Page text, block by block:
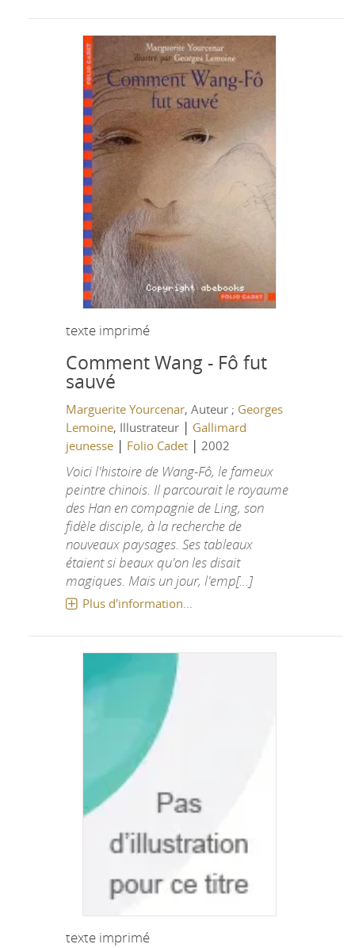
texte imprimé
Comment Wang - Fô fut
sauvé
Marguerite Yourcenar, Auteur ; Georges
Lemoine, Illustrateur | Gallimard
jeunesse| Folio Cadet| 2002
Voici l'histoire de Wang-Fô, le fameux
peintre chinois. Il parcourait le royaume
des Han en compagnie de Ling, son
fidèle disciple, à la recherche de
nouveaux paysages. Ses tableaux
étaient si beaux qu'on les disait
magiques. Mais un jour, l'emp[...]
Plus d'information...
texte imprimé